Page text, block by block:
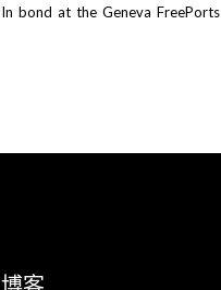
In bond at the Geneva FreePorts